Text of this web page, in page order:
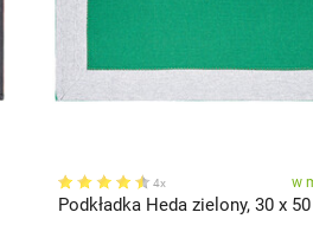
4x w
Podkładka Heda zielony, 30 x